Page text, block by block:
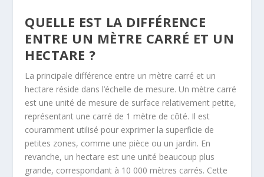
QUELLE EST LA DIFFÉRENCE
ENTRE UN MÈTRE CARRÉ ET UN
HECTARE ?
La principale différence entre un mètre carré et un
hectare réside dans l’échelle de mesure. Un mètre carré
est une unité de mesure de surface relativement petite,
représentant une carré de 1 mètre de côté. Il est
couramment utilisé pour exprimer la superficie de
petites zones, comme une pièce ou un jardin. En
revanche, un hectare est une unité beaucoup plus
grande, correspondant à 10 000 mètres carrés. Cette